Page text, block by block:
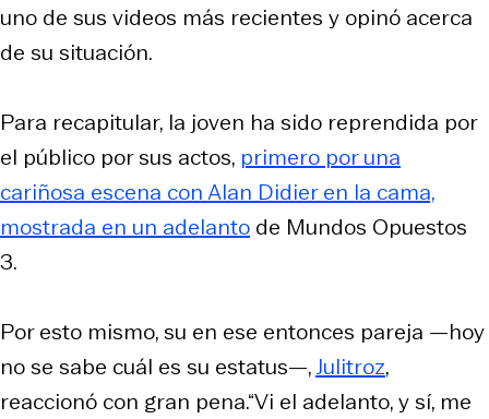
uno de sus videos más recientes y opinó acerca
de su situación.
Para recapitular, la joven ha sido reprendida por
el público por sus actos, primero por una
cariñosa escena con Alan Didier en la cama,
mostrada en un adelanto de Mundos Opuestos
3.
Por esto mismo, su en ese entonces pareja —hoy
no se sabe cuál es su estatus—,Julitroz,
reaccionó con gran pena.“Vi el adelanto, y sí, me